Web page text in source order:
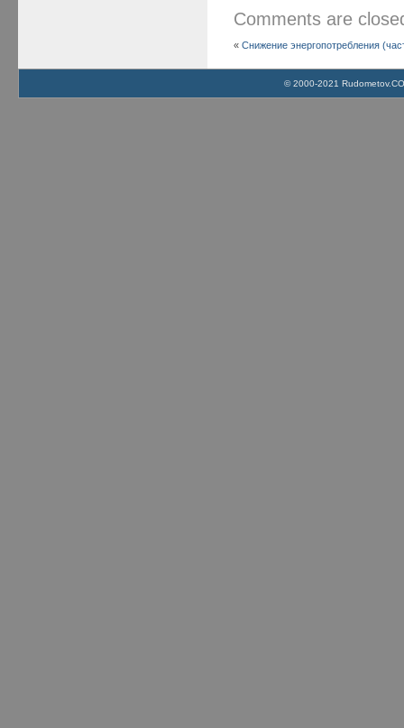
Comments are
«Снижение энергопотребления
© 2000-2021